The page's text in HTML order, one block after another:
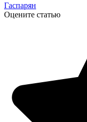
Гаспарян
Оцените статью